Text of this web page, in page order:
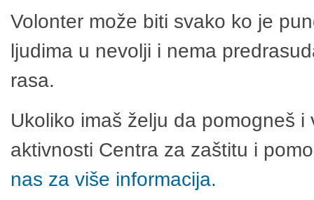
Volonter može biti svako ko je
ljudima u nevolji i nema
rasa.
Ukoliko imaš želju da pomogneš
aktivnosti Centra za zaštitu i
nas za više informacija.